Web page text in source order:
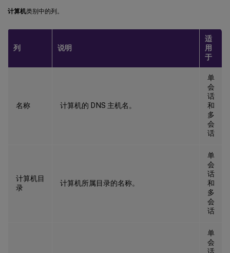
计算机类别中的列。
列 说明
适
用
于
名称 计算机的 DNS 主机名。
单
会
话
和
多
会
话
计算机目
录
计算机所属目录的名称。
单
会
话
和
多
会
话
单
会
话